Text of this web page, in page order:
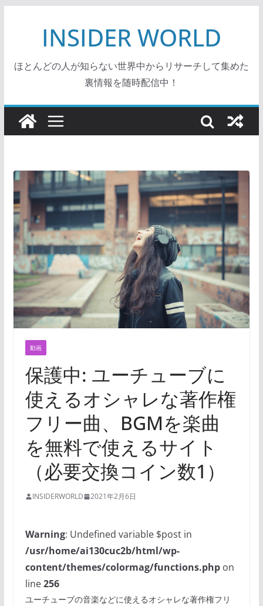
INSIDER WORLD
ほとんどの人が知らない世界中からリサーチして集めた
裏情報を随時配信中！
動画
保護中: ユーチューブに
使えるオシャレな著作権
フリー曲、BGMを楽曲
を無料で使えるサイト
（必要交換コイン数1）
INSIDERWORLD 2021年2月6日
Warning: Undefined variable $post in
/usr/home/ai130cuc2b/html/wp-
content/themes/colormag/functions.phpon
line256
ユーチューブの音楽などに使えるオシャレな著作権フリ